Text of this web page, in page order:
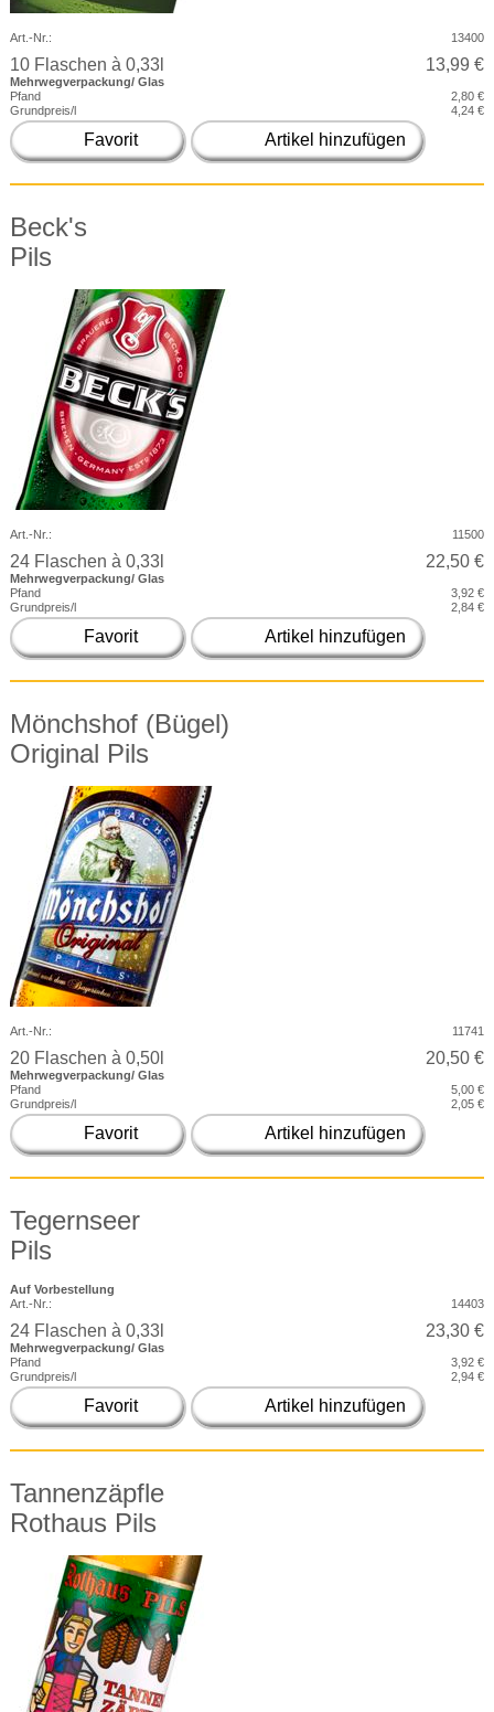
Art.-Nr.: 13400
10 Flaschen à 0,33l 13,99 €
Mehrwegverpackung/ Glas
Pfand
2,80 €
Grundpreis/l
4,24 €
Favorit Artikel hinzufügen
Beck's
Pils
Art.-Nr.: 11500
24 Flaschen à 0,33l 22,50 €
Mehrwegverpackung/ Glas
Pfand
3,92 €
Grundpreis/l
2,84 €
Favorit Artikel hinzufügen
Mönchshof (Bügel)
Original Pils
Art.-Nr.: 11741
20 Flaschen à 0,50l 20,50 €
Mehrwegverpackung/ Glas
Pfand
5,00 €
Grundpreis/l
2,05 €
Favorit Artikel hinzufügen
Tegernseer
Pils
Auf Vorbestellung
Art.-Nr.:
14403
24 Flaschen à 0,33l 23,30 €
Mehrwegverpackung/ Glas
Pfand
3,92 €
Grundpreis/l
2,94 €
Favorit Artikel hinzufügen
Tannenzäpfle
Rothaus Pils